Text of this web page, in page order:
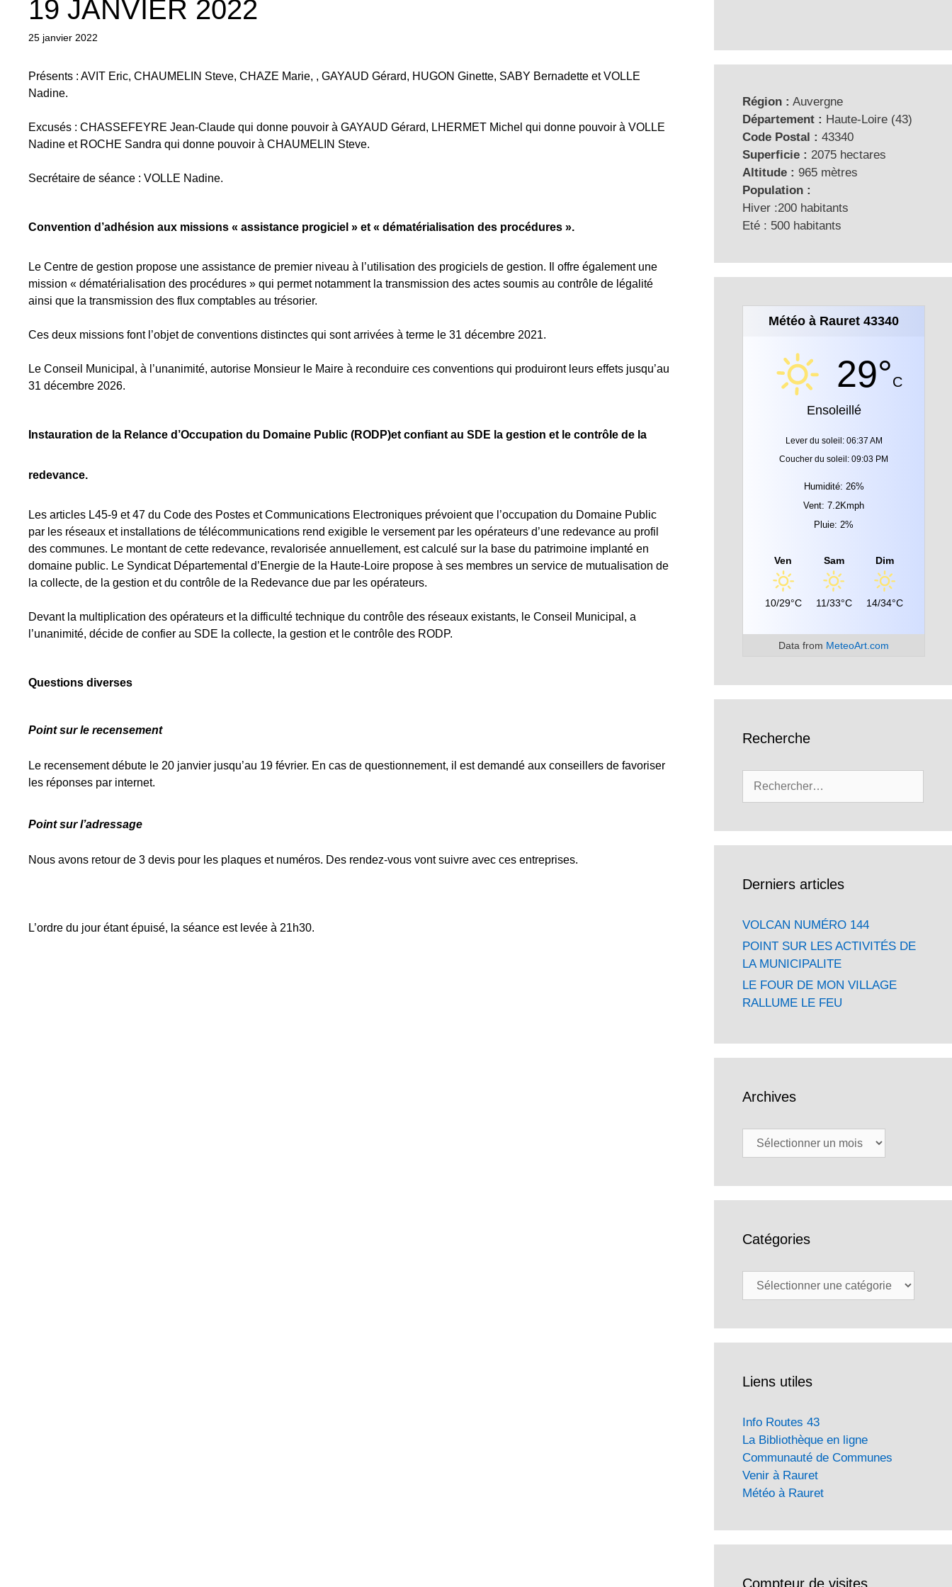
19 JANVIER 2022
25 janvier 2022
Présents : AVIT Eric, CHAUMELIN Steve, CHAZE Marie, , GAYAUD Gérard, HUGON Ginette, SABY Bernadette et VOLLE
Nadine.
Excusés : CHASSEFEYRE Jean-Claude qui donne pouvoir à GAYAUD Gérard, LHERMET Michel qui donne pouvoir à VOLLE
Nadine et ROCHE Sandra qui donne pouvoir à CHAUMELIN Steve.
Secrétaire de séance : VOLLE Nadine.
Convention d’adhésion aux missions « assistance progiciel » et « dématérialisation des procédures ».
Le Centre de gestion propose une assistance de premier niveau à l’utilisation des progiciels de gestion. Il offre également une
mission « dématérialisation des procédures » qui permet notamment la transmission des actes soumis au contrôle de légalité
ainsi que la transmission des flux comptables au trésorier.
Ces deux missions font l’objet de conventions distinctes qui sont arrivées à terme le 31 décembre 2021.
Le Conseil Municipal, à l’unanimité, autorise Monsieur le Maire à reconduire ces conventions qui produiront leurs effets jusqu’au
31 décembre 2026.
Instauration de la Relance d’Occupation du Domaine Public (RODP)et confiant au SDE la gestion et le contrôle de la
redevance.
Les articles L45-9 et 47 du Code des Postes et Communications Electroniques prévoient que l’occupation du Domaine Public
par les réseaux et installations de télécommunications rend exigible le versement par les opérateurs d’une redevance au profil
des communes. Le montant de cette redevance, revalorisée annuellement, est calculé sur la base du patrimoine implanté en
domaine public. Le Syndicat Départemental d’Energie de la Haute-Loire propose à ses membres un service de mutualisation de
la collecte, de la gestion et du contrôle de la Redevance due par les opérateurs.
Devant la multiplication des opérateurs et la difficulté technique du contrôle des réseaux existants, le Conseil Municipal, a
l’unanimité, décide de confier au SDE la collecte, la gestion et le contrôle des RODP.
Questions diverses
Point sur le recensement
Le recensement débute le 20 janvier jusqu’au 19 février. En cas de questionnement, il est demandé aux conseillers de favoriser
les réponses par internet.
Point sur l’adressage
Nous avons retour de 3 devis pour les plaques et numéros. Des rendez-vous vont suivre avec ces entreprises.
L’ordre du jour étant épuisé, la séance est levée à 21h30.
Région : Auvergne
Département : Haute-Loire (43)
Code Postal : 43340
Superficie : 2075 hectares
Altitude : 965 mètres
Population :
Hiver :200 habitants
Eté : 500 habitants
Météo à Rauret 43340
29°C
Ensoleillé
Lever du soleil: 06:37 AM
Coucher du soleil: 09:03 PM
Humidité: 26%
Vent: 7.2Kmph
Pluie: 2%
Ven
10/29°C
Sam
11/33°C
Dim
14/34°C
Data from MeteoArt.com
Recherche
Derniers articles
VOLCAN NUMÉRO 144
POINT SUR LES ACTIVITÉS DE
LA MUNICIPALITE
LE FOUR DE MON VILLAGE
RALLUME LE FEU
Archives
Archives
Catégories
Catégories
Liens utiles
Info Routes 43
La Bibliothèque en ligne
Communauté de Communes
Venir à Rauret
Météo à Rauret
Compteur de visites